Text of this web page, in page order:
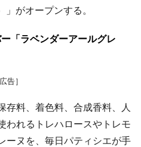
がオープンする。
「ラベンダーアールグレ
広告］
料、着色料、合成香料、人
われるトレハロースやトレモ
ーヌを、毎日パティシエが手